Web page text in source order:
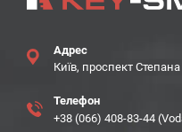
Адрес
Київ, проспект
Телефон
+38 (066) 408-83-44